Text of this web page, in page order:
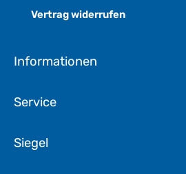
Vertrag widerrufen
Informationen
Service
Siegel